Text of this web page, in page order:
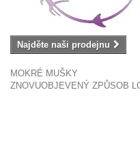
Najděte naši prodejnu
MOKRÉ MUŠKY
ZNOVUOBJEVENÝ ZPŮSOB